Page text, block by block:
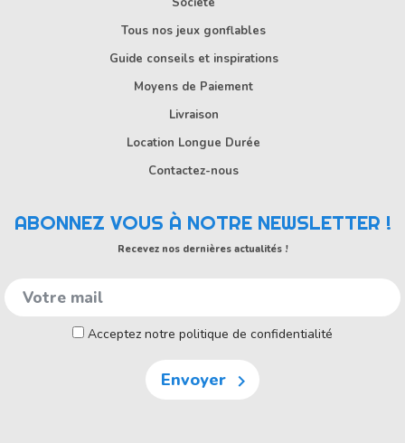
Tous nos jeux gonflables
Guide conseils et inspirations
Moyens de Paiement
Livraison
Location Longue Durée
Contactez-nous
ABONNEZ VOUS À NOTRE NEWSLETTER !
Recevez nos dernières actualités !
Acceptez notre politique de confidentialité
Envoyer 